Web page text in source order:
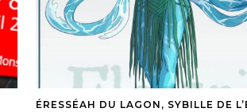
ÉRESSÉAH DU LAGON, SYBILLE DE